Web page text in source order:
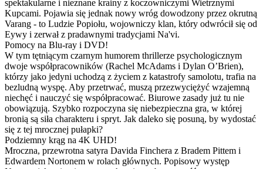
spektakularne i nieznane krainy z koczowniczymi Wietrznymi
Kupcami. Pojawia się jednak nowy wróg dowodzony przez okrutną
Varang - to Ludzie Popiołu, wojowniczy klan, który odwrócił się od
Eywy i zerwał z pradawnymi tradycjami Na'vi.
Pomocy na Blu-ray i DVD!
W tym tętniącym czarnym humorem thrillerze psychologicznym
dwoje współpracowników (Rachel McAdams i Dylan O’Brien),
którzy jako jedyni uchodzą z życiem z katastrofy samolotu, trafia na
bezludną wyspę. Aby przetrwać, muszą przezwyciężyć wzajemną
niechęć i nauczyć się współpracować. Biurowe zasady już tu nie
obowiązują. Szybko rozpoczyna się niebezpieczna gra, w której
bronią są siła charakteru i spryt. Jak daleko się posuną, by wydostać
się z tej mrocznej pułapki?
Podziemny krąg na 4K UHD!
Mroczna, przewrotna satyra Davida Finchera z Bradem Pittem i
Edwardem Nortonem w rolach głównych. Popisowy występ